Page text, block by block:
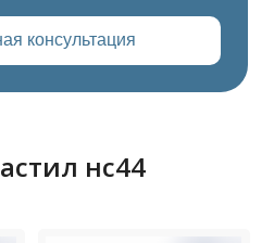
консультация
нс44